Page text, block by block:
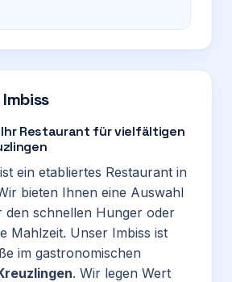
Ihr Restaurant für vielfältigen
ein etabliertes Restaurant in
bieten Ihnen eine Auswahl
den schnellen Hunger oder
Mahlzeit. Unser Imbiss ist
im gastronomischen
. Wir legen Wert